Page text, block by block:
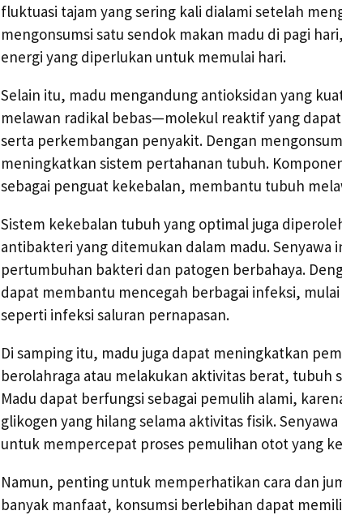
fluktuasi tajam yang sering kali dialami setelah
mengonsumsi satu sendok makan madu di pagi
energi yang diperlukan untuk memulai hari.
Selain itu, madu mengandung antioksidan yang
melawan radikal bebas—molekul reaktif yang
serta perkembangan penyakit. Dengan
meningkatkan sistem pertahanan tubuh.
sebagai penguat kekebalan, membantu tubuh
Sistem kekebalan tubuh yang optimal juga
antibakteri yang ditemukan dalam madu.
pertumbuhan bakteri dan patogen berbahaya.
dapat membantu mencegah berbagai infeksi,
seperti infeksi saluran pernapasan.
Di samping itu, madu juga dapat meningkatkan
berolahraga atau melakukan aktivitas berat,
Madu dapat berfungsi sebagai pemulih alami,
glikogen yang hilang selama aktivitas fisik.
untuk mempercepat proses pemulihan otot yang
Namun, penting untuk memperhatikan cara dan
banyak manfaat, konsumsi berlebihan dapat